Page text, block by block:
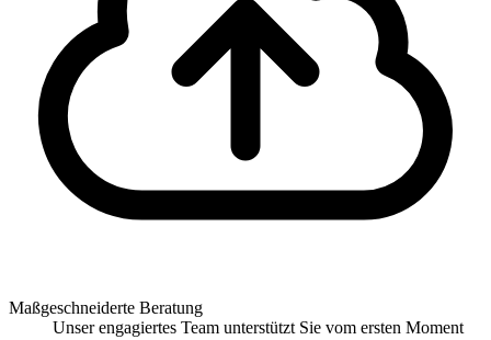
Maßgeschneiderte Beratung
Unser engagiertes Team unterstützt Sie vom ersten Moment